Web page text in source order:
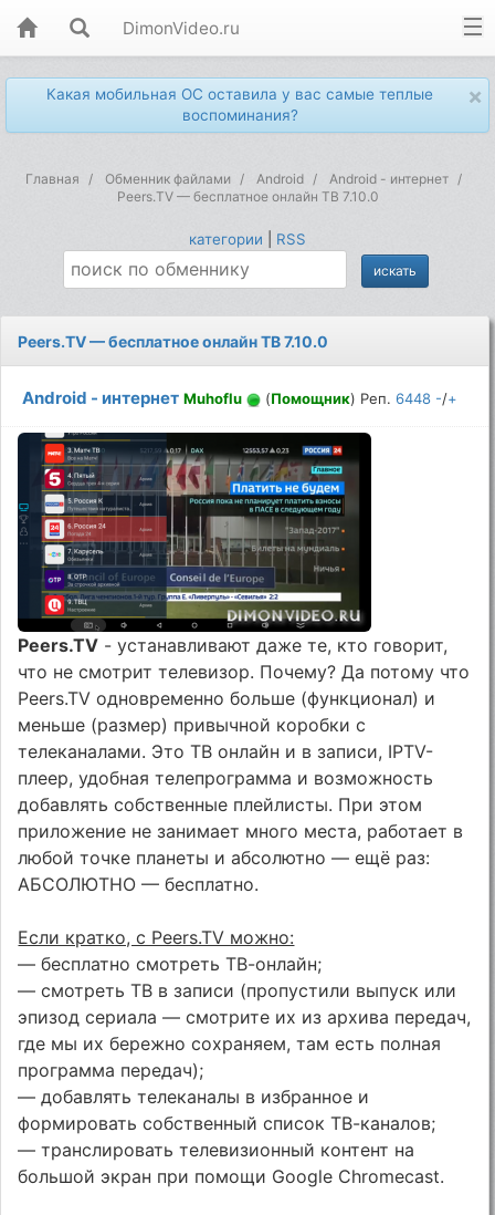
DimonVideo.ru
×
Какая мобильная ОС оставила у вас самые теплые
воспоминания?
Главная Обменник файлами Android
Android - интернет
Peers.TV — бесплатное онлайн ТВ 7.10.0
категории RSS
Peers.TV — бесплатное онлайн ТВ 7.10.0
Android - интернет Muhoflu (Помощник) Реп.6448 -/+
Peers.TV - устанавливают даже те, кто говорит,
что не смотрит телевизор. Почему? Да потому что
Peers.TV одновременно больше (функционал) и
меньше (размер) привычной коробки с
телеканалами. Это ТВ онлайн и в записи, IPTV-
плеер, удобная телепрограмма и возможность
добавлять собственные плейлисты. При этом
приложение не занимает много места, работает в
любой точке планеты и абсолютно — ещё раз:
АБСОЛЮТНО — бесплатно.
Если кратко, с Peers.TV можно:
— бесплатно смотреть ТВ-онлайн;
— смотреть ТВ в записи (пропустили выпуск или
эпизод сериала — смотрите их из архива передач,
где мы их бережно сохраняем, там есть полная
программа передач);
— добавлять телеканалы в избранное и
формировать собственный список ТВ-каналов;
— транслировать телевизионный контент на
большой экран при помощи Google Chromecast.